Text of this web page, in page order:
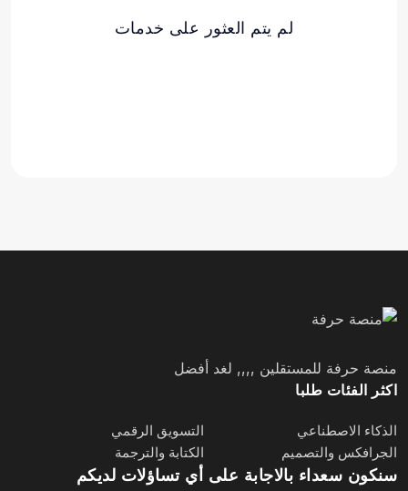
لم يتم العثور على خدمات
منصة حرفة للمستقلين ,,,, لغد أفضل
اكثر الفئات طلبا
الذكاء الاصطناعي
التسويق الرقمي
الجرافكس والتصميم
الكتابة والترجمة
سنكون سعداء بالاجابة على أي تساؤلات لديكم